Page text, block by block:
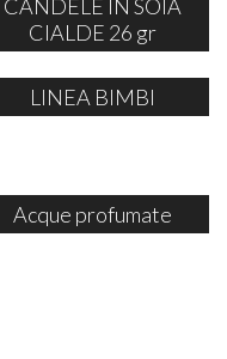
CANDELE IN SOIA
CIALDE 26 gr
LINEA BIMBI
Acque profumate